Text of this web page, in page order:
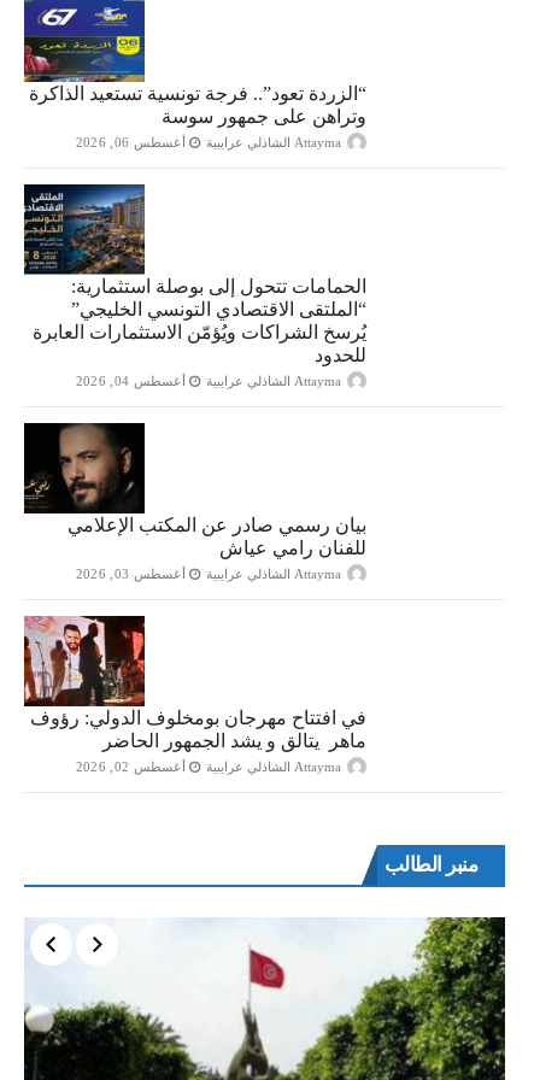
“الزردة تعود”.. فرجة تونسية تستعيد الذاكرة
وتراهن على جمهور سوسة
Attayma الشاذلي عرايبية أغسطس 06, 2026
الحمامات تتحول إلى بوصلة استثمارية:
“الملتقى الاقتصادي التونسي الخليجي”
يُرسخ الشراكات ويُؤمّن الاستثمارات العابرة
للحدود
Attayma الشاذلي عرايبية أغسطس 04, 2026
بيان رسمي صادر عن المكتب الإعلامي
للفنان رامي عياش
Attayma الشاذلي عرايبية أغسطس 03, 2026
في افتتاح مهرجان بومخلوف الدولي: رؤوف
ماهر يتالق و يشد الجمهور الحاضر
Attayma الشاذلي عرايبية أغسطس 02, 2026
منبر الطالب